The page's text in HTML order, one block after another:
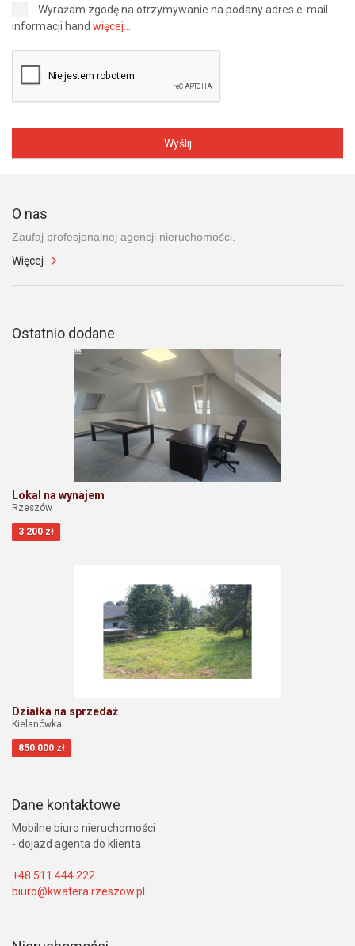
Wyrażam zgodę na otrzymywanie na podany adres e-mail
informacji hand więcej...
Wyślij
O nas
Zaufaj profesjonalnej agencji nieruchomości.
Więcej
Ostatnio dodane
Lokal na wynajem
Rzeszów
3 200 zł
Działka na sprzedaż
Kielanówka
850 000 zł
Dane kontaktowe
Mobilne biuro nieruchomości
- dojazd agenta do klienta
+48 511 444 222
biuro@kwatera.rzeszow.pl